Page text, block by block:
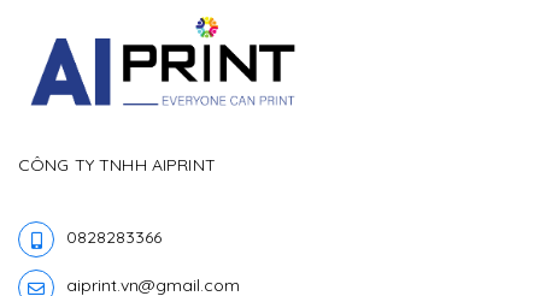
CÔNG TY TNHH AIPRINT
0828283366
aiprint.vn@gmail.com